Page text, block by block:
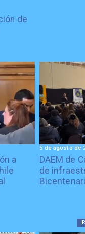
de
a
DAEM de
de
5 de agosto de